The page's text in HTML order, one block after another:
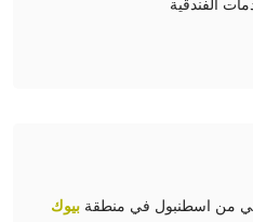
الفندقية
من اسطنبول في منطقة بيوك